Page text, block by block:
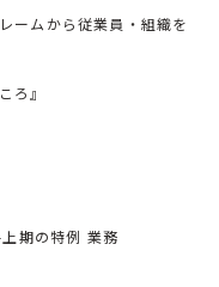
ームから従業員・組織を
ろ』
上期の特例 業務